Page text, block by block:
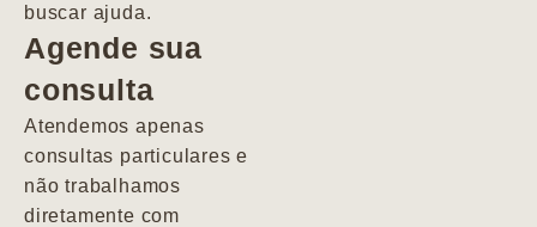
buscar ajuda.
Agende sua
consulta
Atendemos apenas
consultas particulares e
não trabalhamos
diretamente com